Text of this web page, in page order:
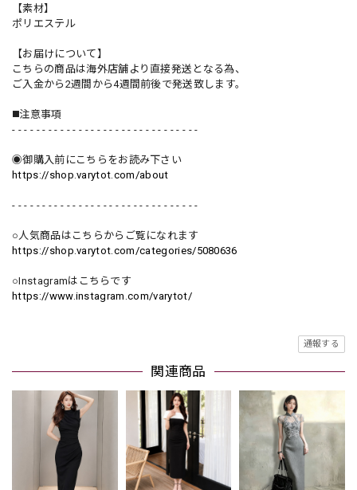
【素材】
ポリエステル
【お届けについて】
こちらの商品は海外店舗より直接発送となる為、
ご入金から2週間から4週間前後で発送致します。
◼️注意事項
- - - - - - - - - - - - - - - - - - - - - - - - - - - - - - -
◉御購入前にこちらをお読み下さい
https://shop.varytot.com/about
- - - - - - - - - - - - - - - - - - - - - - - - - - - - - - -
○人気商品はこちらからご覧になれます
https://shop.varytot.com/categories/5080636
○Instagramはこちらです
https://www.instagram.com/varytot/
通報する
関連商品